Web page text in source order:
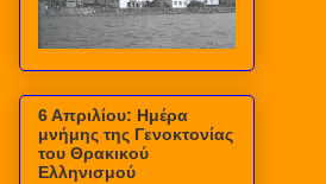
6 Απριλίου: Ημέρα
μνήμης της Γενοκτονίας
του Θρακικού
Ελληνισμού